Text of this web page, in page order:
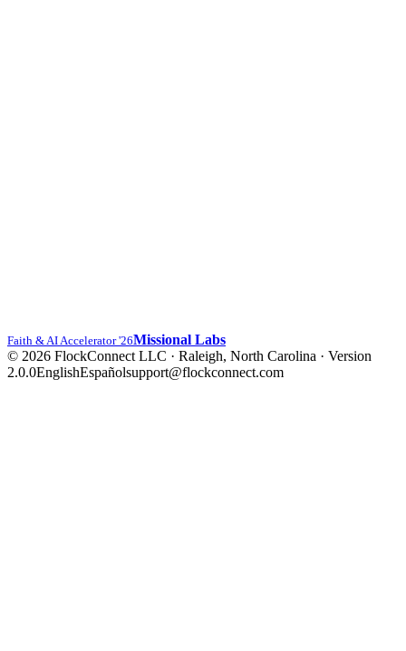
Faith & AI Accelerator '26Missional Labs
© 2026 FlockConnect LLC · Raleigh, North Carolina · Version
2.0.0EnglishEspañolsupport@flockconnect.com